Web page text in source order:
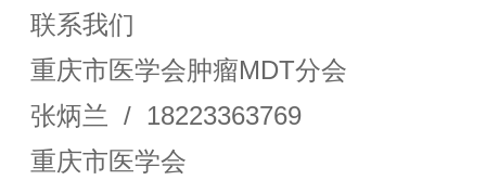
联系我们
重庆市医学会肿瘤MDT分会
张炳兰 / 18223363769
重庆市医学会